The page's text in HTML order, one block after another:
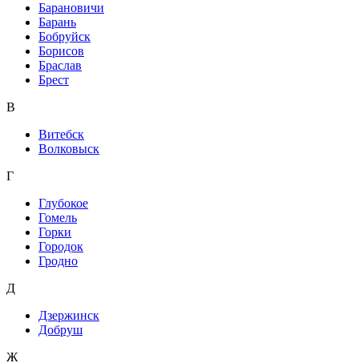
Барановичи
Барань
Бобруйск
Борисов
Браслав
Брест
В
Витебск
Волковыск
Г
Глубокое
Гомель
Горки
Городок
Гродно
Д
Дзержинск
Добруш
Ж